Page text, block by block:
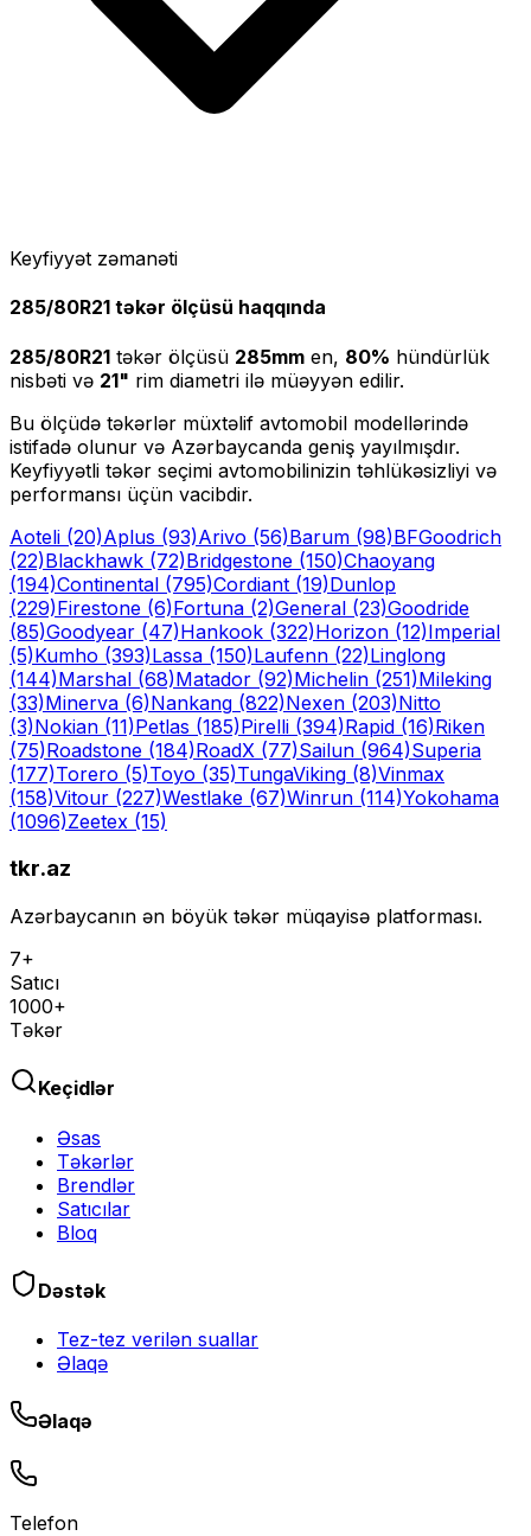
Keyfiyyət zəmanəti
285/80R21 təkər ölçüsü haqqında
285/80R21 təkər ölçüsü 285mm en, 80% hündürlük
nisbəti və 21" rim diametri ilə müəyyən edilir.
Bu ölçüdə təkərlər müxtəlif avtomobil modellərində
istifadə olunur və Azərbaycanda geniş yayılmışdır.
Keyfiyyətli təkər seçimi avtomobilinizin təhlükəsizliyi və
performansı üçün vacibdir.
Aoteli (20)Aplus (93)Arivo (56)Barum (98)BFGoodrich
(22)Blackhawk (72)Bridgestone (150)Chaoyang
(194)Continental (795)Cordiant (19)Dunlop
(229)Firestone (6)Fortuna (2)General (23)Goodride
(85)Goodyear (47)Hankook (322)Horizon (12)Imperial
(5)Kumho (393)Lassa (150)Laufenn (22)Linglong
(144)Marshal (68)Matador (92)Michelin (251)Mileking
(33)Minerva (6)Nankang (822)Nexen (203)Nitto
(3)Nokian (11)Petlas (185)Pirelli (394)Rapid (16)Riken
(75)Roadstone (184)RoadX (77)Sailun (964)Superia
(177)Torero (5)Toyo (35)TungaViking (8)Vinmax
(158)Vitour (227)Westlake (67)Winrun (114)Yokohama
(1096)Zeetex (15)
tkr.az
Azərbaycanın ən böyük təkər müqayisə platforması.
7+
Satıcı
1000+
Təkər
Keçidlər
Əsas
Təkərlər
Brendlər
Satıcılar
Bloq
Dəstək
Tez-tez verilən suallar
Əlaqə
Əlaqə
Telefon